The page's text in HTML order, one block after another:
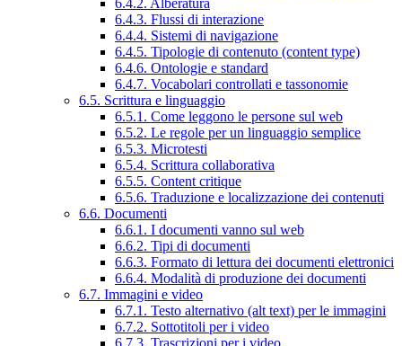
6.4.3. Flussi di interazione
6.4.4. Sistemi di navigazione
6.4.5. Tipologie di contenuto (content type)
6.4.6. Ontologie e standard
6.4.7. Vocabolari controllati e tassonomie
6.5. Scrittura e linguaggio
6.5.1. Come leggono le persone sul web
6.5.2. Le regole per un linguaggio semplice
6.5.3. Microtesti
6.5.4. Scrittura collaborativa
6.5.5. Content critique
6.5.6. Traduzione e localizzazione dei contenuti
6.6. Documenti
6.6.1. I documenti vanno sul web
6.6.2. Tipi di documenti
6.6.3. Formato di lettura dei documenti elettronici
6.6.4. Modalità di produzione dei documenti
6.7. Immagini e video
6.7.1. Testo alternativo (alt text) per le immagini
6.7.2. Sottotitoli per i video
6.7.3. Trascrizioni per i video